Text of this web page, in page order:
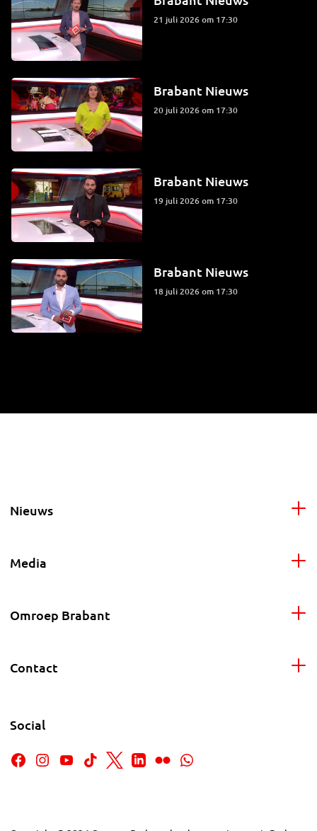
21 juli 2026 om 17:30
Brabant Nieuws
20 juli 2026 om 17:30
Brabant Nieuws
19 juli 2026 om 17:30
Brabant Nieuws
18 juli 2026 om 17:30
Nieuws
Media
Omroep Brabant
Contact
Social